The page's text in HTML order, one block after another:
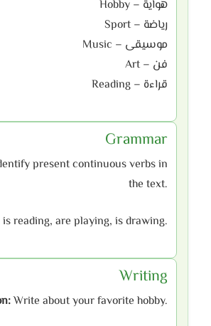
Hobby – هواية
Sport – رياضة
Music – موسيقى
Art – فن
Reading – قراءة
Grammar
present continuous verbs in
the text.
is reading, are playing, is drawing.
Writing
Write about your favorite hobby.